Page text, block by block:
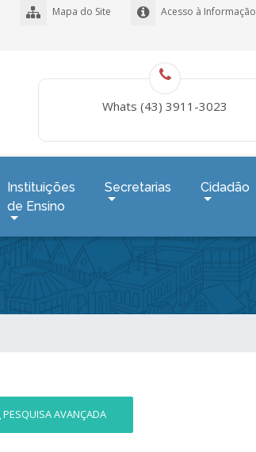
Acesso à Informação
Mapa do Site
Whats (43) 3911-3023
Instituições
de Ensino
Secretarias Cidadão
PESQUISA AVANÇADA